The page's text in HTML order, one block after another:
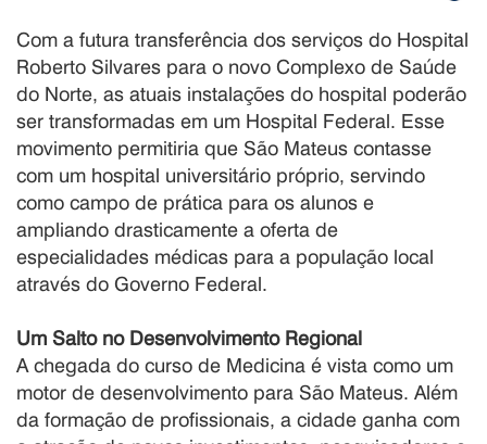
Com a futura transferência dos serviços do Hospital
Roberto Silvares para o novo Complexo de Saúde
do Norte, as atuais instalações do hospital poderão
ser transformadas em um Hospital Federal. Esse
movimento permitiria que São Mateus contasse
com um hospital universitário próprio, servindo
como campo de prática para os alunos e
ampliando drasticamente a oferta de
especialidades médicas para a população local
através do Governo Federal.
Um Salto no Desenvolvimento Regional
A chegada do curso de Medicina é vista como um
motor de desenvolvimento para São Mateus. Além
da formação de profissionais, a cidade ganha com